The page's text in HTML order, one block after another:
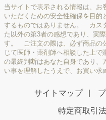
当サイトで表示される情報は、お
いただくための安全性確保を目的
するものではありません。 カス
た以外の第3者の感想であり、実
す。 ご注文の際は、必ず商品の
じて医師・薬剤師へ相談した上
の最終判断はあなた自身であり、
い事を理解したうえで、お買い求
サイトマップ
特定商取引